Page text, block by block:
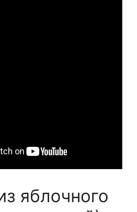
яблочного